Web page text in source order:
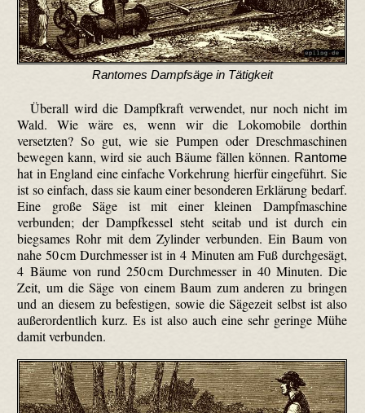
Rantomes Dampfsäge in Tätigkeit
Überall wird die Dampfkraft verwendet, nur noch nicht im
Wald. Wie wäre es, wenn wir die Loko­mobile dorthin
versetzten? So gut, wie sie Pumpen oder Dreschmaschinen
bewegen kann, wird sie auch Bäume fällen können. Rantome
hat in England eine einfache Vorkehrung hierfür eingeführt. Sie
ist so einfach, dass sie kaum einer besonderen Erklärung bedarf.
Eine große Säge ist mit einer kleinen Dampfmaschine
verbunden; der Dampfkessel steht seitab und ist durch ein
biegsames Rohr mit dem Zylinder verbunden. Ein Baum von
nahe 50 cm Durchmesser ist in 4 Minuten am Fuß durchgesägt,
4 Bäume von rund 250 cm Durchmesser in 40 Minuten. Die
Zeit, um die Säge von einem Baum zum anderen zu bringen
und an diesem zu befestigen, sowie die Sägezeit selbst ist also
außerordentlich kurz. Es ist also auch eine sehr geringe Mühe
damit verbunden.